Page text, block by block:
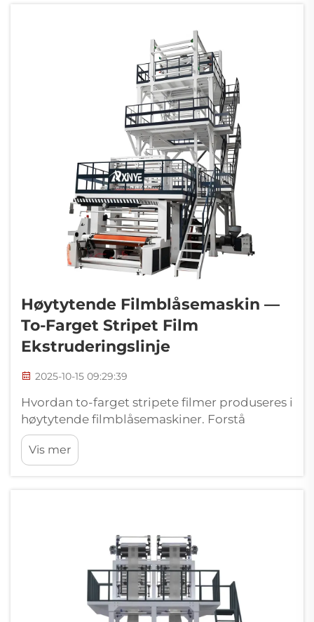
Høytytende Filmblåsemaskin —
To-Farget Stripet Film
Ekstruderingslinje
2025-10-15 09:29:39
Hvordan to-farget stripete filmer produseres i
høytytende filmblåsemaskiner. Forstå
prosessen for blåst filmekstrudering for
mønsterede produkter. Filmblåsemaskiner
med høy ytelse lager de karakteristiske to-
Vis mer